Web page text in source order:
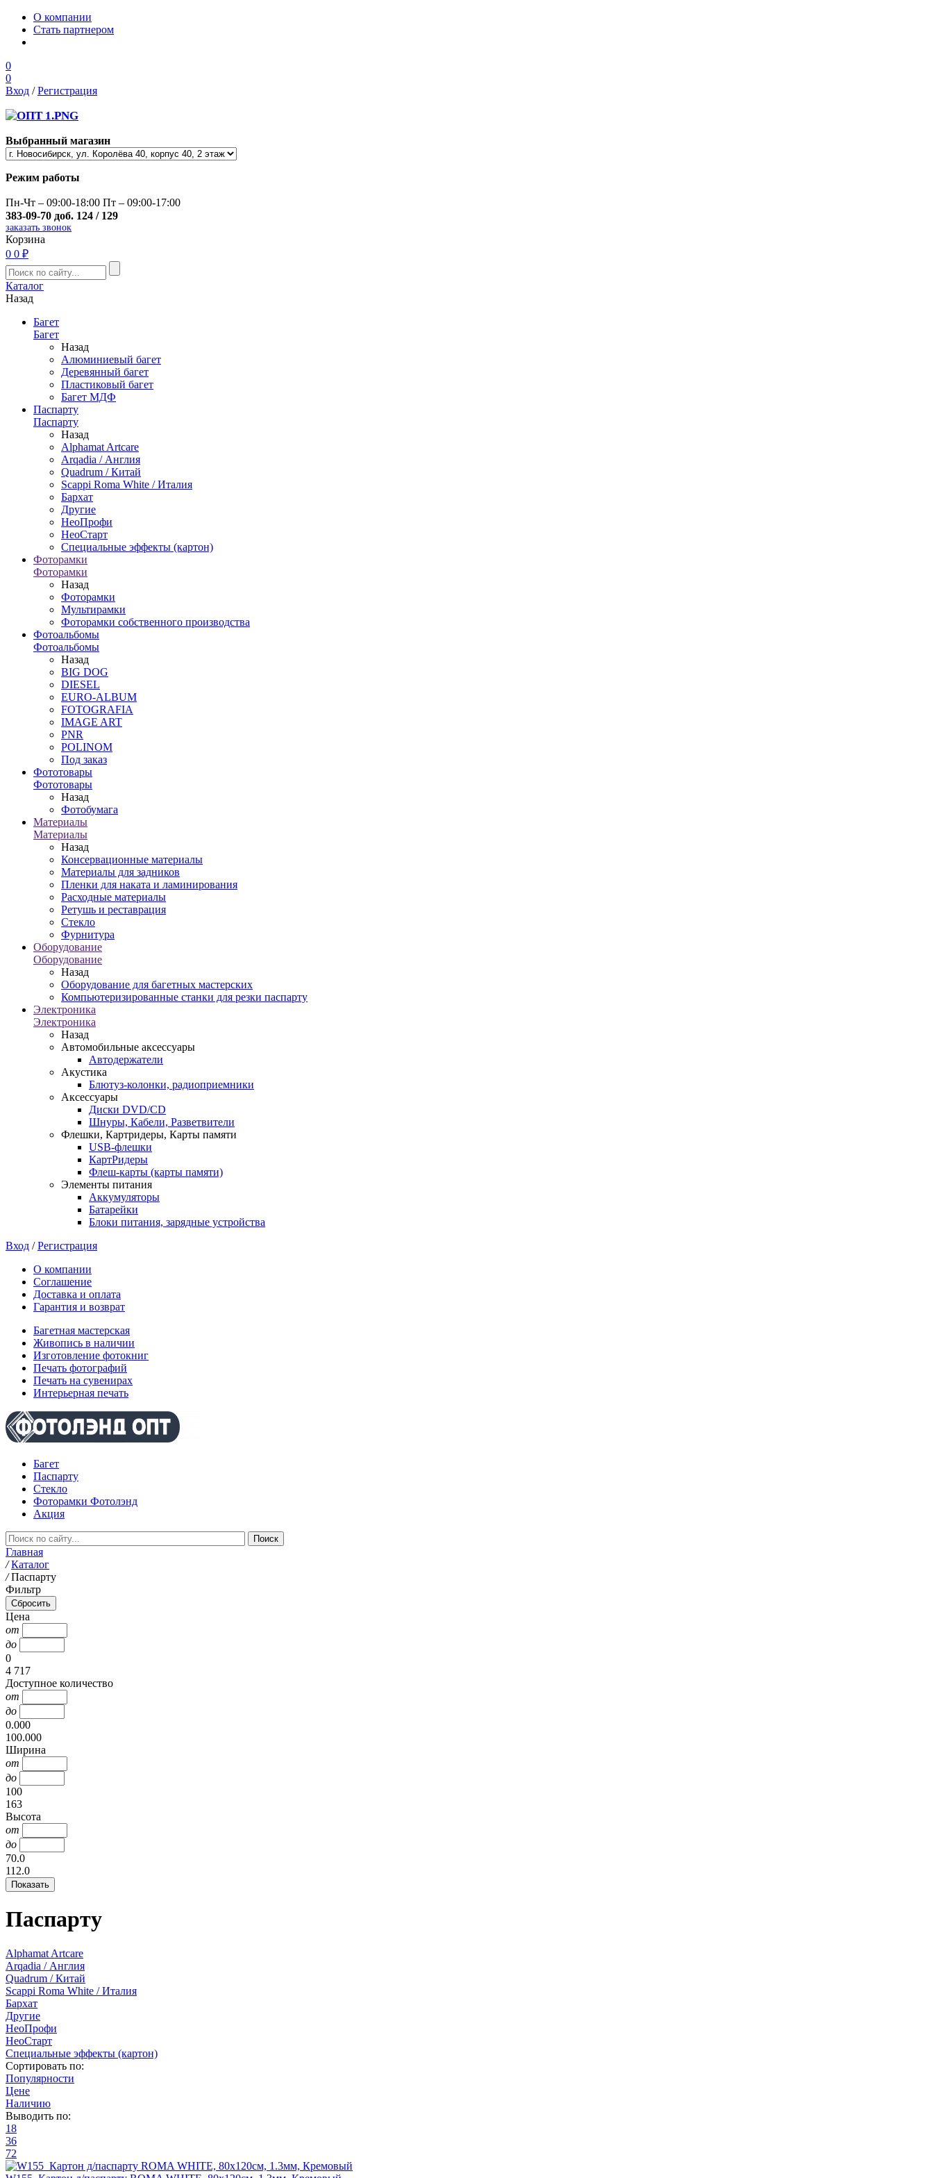
О компании
Стать партнером
0
0
Вход /Регистрация
Выбранный магазин
Режим работы
Пн-Чт – 09:00-18:00 Пт – 09:00-17:00
383-09-70 доб. 124 / 129
заказать звонок
Корзина
0 0 ₽
Каталог
Назад
Багет
Багет
Назад
Алюминиевый багет
Деревянный багет
Пластиковый багет
Багет МДФ
Паспарту
Паспарту
Назад
Alphamat Artcare
Arqadia / Англия
Quadrum / Китай
Scappi Roma White / Италия
Бархат
Другие
НеоПрофи
НеоСтарт
Специальные эффекты (картон)
Фоторамки
Фоторамки
Назад
Фоторамки
Мультирамки
Фоторамки собственного производства
Фотоальбомы
Фотоальбомы
Назад
BIG DOG
DIESEL
EURO-ALBUM
FOTOGRAFIA
IMAGE ART
PNR
POLINOM
Под заказ
Фототовары
Фототовары
Назад
Фотобумага
Материалы
Материалы
Назад
Консервационные материалы
Материалы для задников
Пленки для наката и ламинирования
Расходные материалы
Ретушь и реставрация
Стекло
Фурнитура
Оборудование
Оборудование
Назад
Оборудование для багетных мастерских
Компьютеризированные станки для резки паспарту
Электроника
Электроника
Назад
Автомобильные аксессуары
Автодержатели
Акустика
Блютуз-колонки, радиоприемники
Аксессуары
Диски DVD/CD
Шнуры, Кабели, Разветвители
Флешки, Картридеры, Карты памяти
USB-флешки
КартРидеры
Флеш-карты (карты памяти)
Элементы питания
Аккумуляторы
Батарейки
Блоки питания, зарядные устройства
Вход /Регистрация
О компании
Соглашение
Доставка и оплата
Гарантия и возврат
Багетная мастерская
Живопись в наличии
Изготовление фотокниг
Печать фотографий
Печать на сувенирах
Интерьерная печать
Багет
Паспарту
Стекло
Фоторамки Фотолэнд
Акция
Главная
/ Каталог
/ Паспарту
Фильтр
Цена
от
до
0
4 717
Доступное количество
от
до
0.000
100.000
Ширина
от
до
100
163
Высота
от
до
70.0
112.0
Паспарту
Alphamat Artcare
Arqadia / Англия
Quadrum / Китай
Scappi Roma White / Италия
Бархат
Другие
НеоПрофи
НеоСтарт
Специальные эффекты (картон)
Сортировать по:
Популярности
Цене
Наличию
Выводить по:
18
36
72